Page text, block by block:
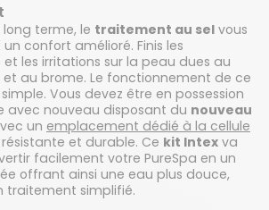
terme, le traitement au sel vous
confort amélioré. Finis les
les irritations sur la peau dues au
au brome. Le fonctionnement de ce
Vous devez être en possession
avec nouveau disposant du nouveau
un emplacement dédié à la cellule
et durable. Ce kit Intex va
facilement votre PureSpa en un
offrant ainsi une eau plus douce,
traitement simplifié.